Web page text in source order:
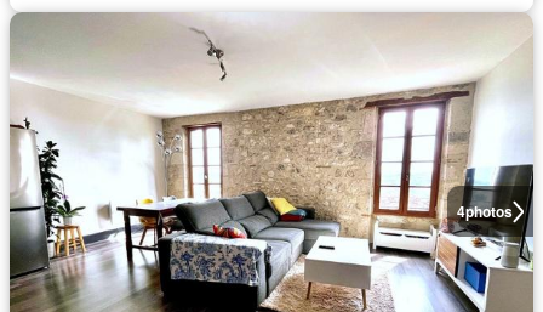
4photos